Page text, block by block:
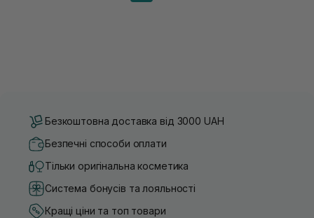
Безкоштовна доставка від 3000 UAH
Безпечні способи оплати
Тільки оригінальна косметика
Система бонусів та лояльності
Кращі ціни та топ товари